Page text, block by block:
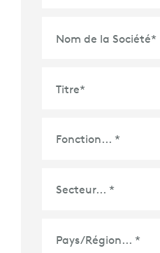
Nom de la Société*
Titre*